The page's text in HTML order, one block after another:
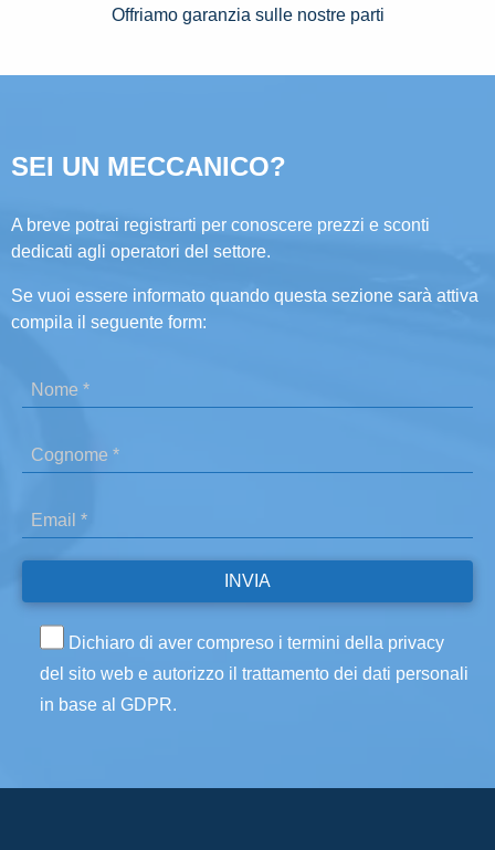
Offriamo garanzia sulle nostre parti
SEI UN MECCANICO?
A breve potrai registrarti per conoscere prezzi e sconti
dedicati agli operatori del settore.
Se vuoi essere informato quando questa sezione sarà attiva
compila il seguente form:
Dichiaro di aver compreso i termini della privacy
del sito web e autorizzo il trattamento dei dati personali
in base al GDPR.